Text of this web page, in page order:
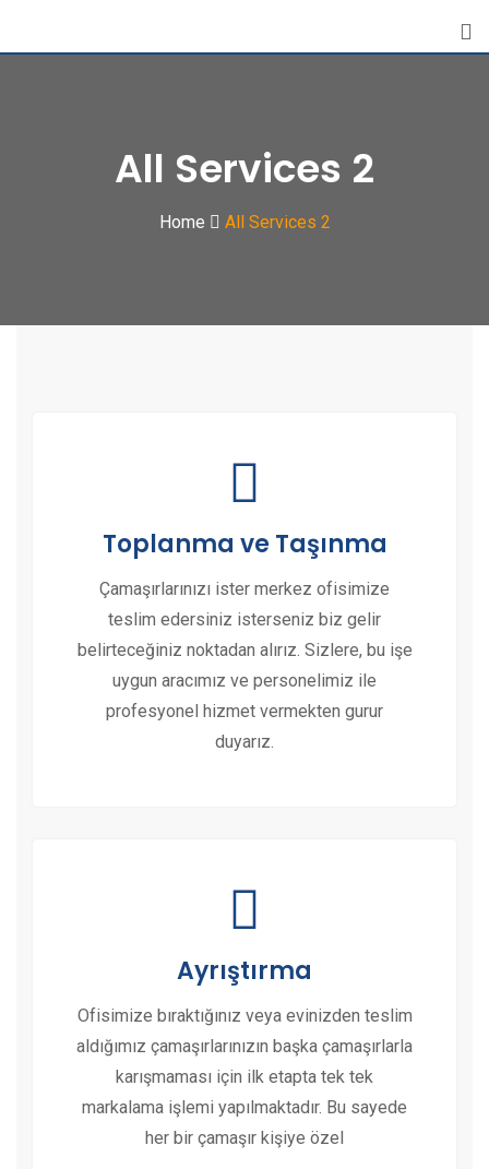
All Services 2
Home All Services 2
Toplanma ve Taşınma
Çamaşırlarınızı ister merkez ofisimize
teslim edersiniz isterseniz biz gelir
belirteceğiniz noktadan alırız. Sizlere, bu işe
uygun aracımız ve personelimiz ile
profesyonel hizmet vermekten gurur
duyarız.
Ayrıştırma
Ofisimize bıraktığınız veya evinizden teslim
aldığımız çamaşırlarınızın başka çamaşırlarla
karışmaması için ilk etapta tek tek
markalama işlemi yapılmaktadır. Bu sayede
her bir çamaşır kişiye özel